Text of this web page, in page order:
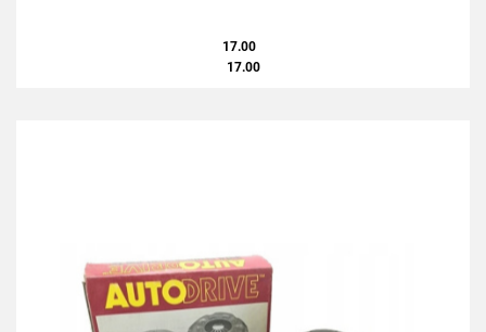
17.00
17.00